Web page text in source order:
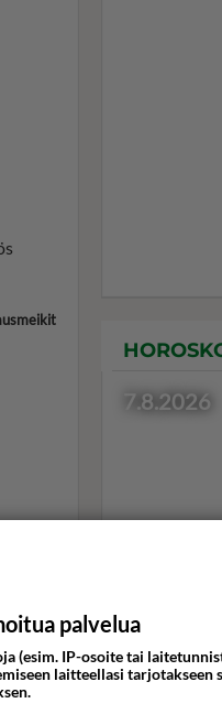
7.8.2026
Valitse oma
KASARI
palvelua
(esim. IP-osoite tai
laitteellasi tarjotakseen